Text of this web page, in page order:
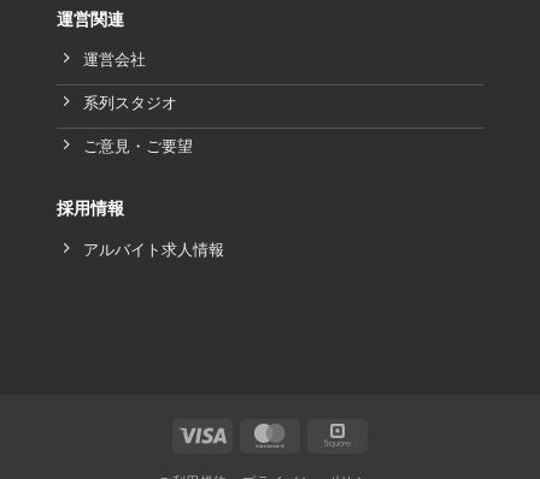
運営関連
運営会社
系列スタジオ
ご意見・ご要望
採用情報
アルバイト求人情報